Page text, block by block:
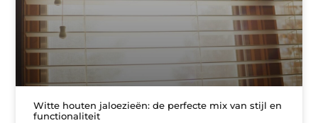
Witte houten jaloezieën: de perfecte mix van stijl en
functionaliteit